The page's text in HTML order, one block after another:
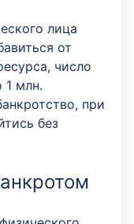
лица
от
число
1 млн.
при
без